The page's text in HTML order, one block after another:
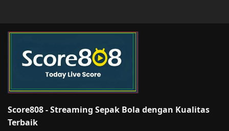
Score808 - Streaming Sepak Bola dengan Kualitas
Terbaik